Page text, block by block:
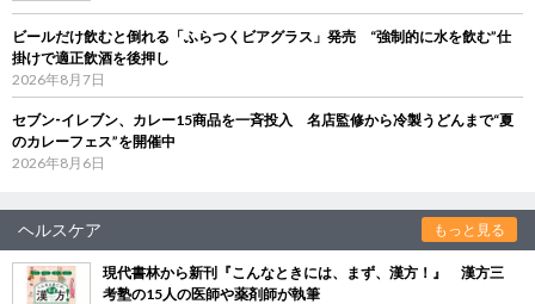
ビールだけ飲むと倒れる「ふらつくビアグラス」発売 “強制的に水を飲む”仕
掛けで適正飲酒を後押し
2026年8月7日
セブン‐イレブン、カレー15商品を一斉投入 名店監修から冷製うどんまで“夏
のカレーフェス”を開催中
2026年8月6日
ヘルスケア もっと見る
現代書林から新刊『こんなときには、まず、漢方！』 漢方三
考塾の15人の医師や薬剤師が執筆